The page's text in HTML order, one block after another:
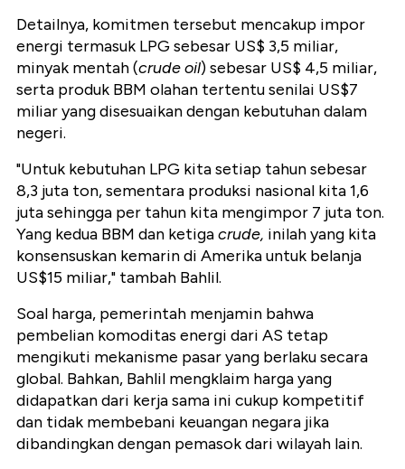
Detailnya, komitmen tersebut mencakup impor
energi termasuk LPG sebesar US$ 3,5 miliar,
minyak mentah (crude oil) sebesar US$ 4,5 miliar,
serta produk BBM olahan tertentu senilai US$7
miliar yang disesuaikan dengan kebutuhan dalam
negeri.
"Untuk kebutuhan LPG kita setiap tahun sebesar
8,3 juta ton, sementara produksi nasional kita 1,6
juta sehingga per tahun kita mengimpor 7 juta ton.
Yang kedua BBM dan ketigacrude, inilah yang kita
konsensuskan kemarin di Amerika untuk belanja
US$15 miliar," tambah Bahlil.
Soal harga, pemerintah menjamin bahwa
pembelian komoditas energi dari AS tetap
mengikuti mekanisme pasar yang berlaku secara
global. Bahkan, Bahlil mengklaim harga yang
didapatkan dari kerja sama ini cukup kompetitif
dan tidak membebani keuangan negara jika
dibandingkan dengan pemasok dari wilayah lain.